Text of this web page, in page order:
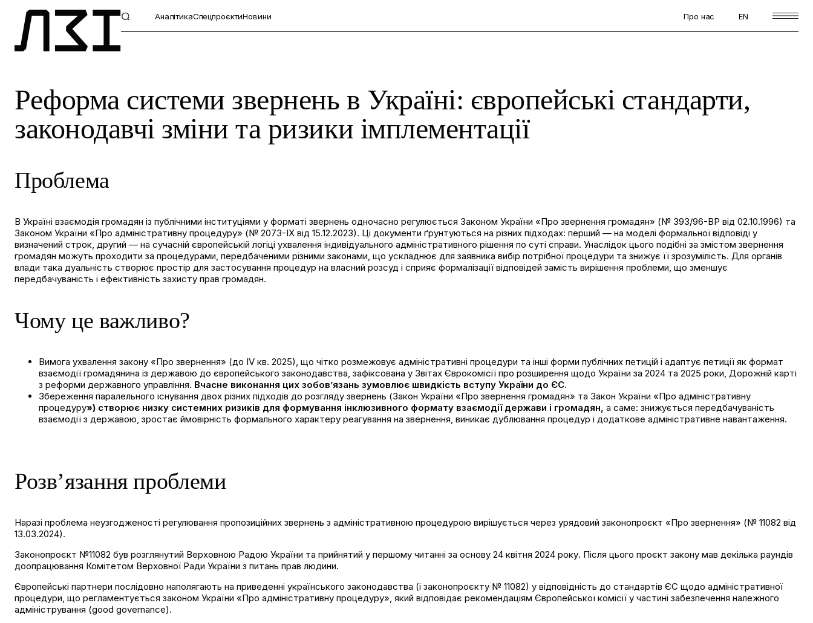
АналітикаСпецпроєктиНовини Про нас EN
Реформа системи звернень в Україні: європейські стандарти,
законодавчі зміни та ризики імплементації
Проблема
В Україні взаємодія громадян із публічними інституціями у форматі звернень одночасно регулюється Законом України «Про звернення громадян» (№ 393/96-ВР від 02.10.1996) та
Законом України «Про адміністративну процедуру» (№ 2073-IX від 15.12.2023). Ці документи ґрунтуються на різних підходах: перший — на моделі формальної відповіді у
визначений строк, другий — на сучасній європейській логіці ухвалення індивідуального адміністративного рішення по суті справи. Унаслідок цього подібні за змістом звернення
громадян можуть проходити за процедурами, передбаченими різними законами, що ускладнює для заявника вибір потрібної процедури та знижує її зрозумілість. Для органів
влади така дуальність створює простір для застосування процедур на власний розсуд і сприяє формалізації відповідей замість вирішення проблеми, що зменшує
передбачуваність і ефективність захисту прав громадян.
Чому це важливо?
Вимога ухвалення закону «Про звернення» (до IV кв. 2025), що чітко розмежовує адміністративні процедури та інші форми публічних петицій і адаптує петиції як формат
взаємодії громадянина із державою до європейського законодавства, зафіксована у Звітах Єврокомісії про розширення щодо України за 2024 та 2025 роки, Дорожній карті
з реформи державного управління. Вчасне виконання цих зобов’язань зумовлює швидкість вступу України до ЄС.
Збереження паралельного існування двох різних підходів до розгляду звернень (Закон України «Про звернення громадян» та Закон України «Про адміністративну
процедуру») створює низку системних ризиків для формування інклюзивного формату взаємодії держави і громадян, а саме: знижується передбачуваність
взаємодії з державою, зростає ймовірність формального характеру реагування на звернення, виникає дублювання процедур і додаткове адміністративне навантаження.
Розв’язання проблеми
Наразі проблема неузгодженості регулювання пропозиційних звернень з адміністративною процедурою вирішується через урядовий законопроєкт «Про звернення» (№ 11082 від
13.03.2024).
Законопроєкт №11082 був розглянутий Верховною Радою України та прийнятий у першому читанні за основу 24 квітня 2024 року. Після цього проєкт закону мав декілька раундів
доопрацювання Комітетом Верховної Ради України з питань прав людини.
Європейські партнери послідовно наполягають на приведенні українського законодавства (і законопроєкту № 11082) у відповідність до стандартів ЄС щодо адміністративної
процедури, що регламентується законом України «Про адміністративну процедуру», який відповідає рекомендаціям Європейської комісії у частині забезпечення належного
адміністрування (good governance).